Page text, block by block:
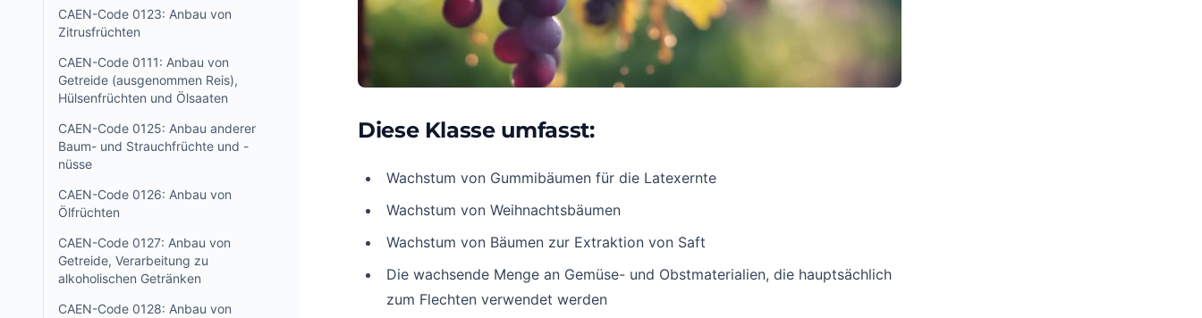
CAEN-Code 0123: Anbau von
Zitrusfrüchten
CAEN-Code 0111: Anbau von
Getreide (ausgenommen Reis),
Hülsenfrüchten und Ölsaaten
CAEN-Code 0125: Anbau anderer
Baum- und Strauchfrüchte und -
nüsse
CAEN-Code 0126: Anbau von
Ölfrüchten
CAEN-Code 0127: Anbau von
Getreide, Verarbeitung zu
alkoholischen Getränken
CAEN-Code 0128: Anbau von
Diese Klasse umfasst:
Wachstum von Gummibäumen für die Latexernte
Wachstum von Weihnachtsbäumen
Wachstum von Bäumen zur Extraktion von Saft
Die wachsende Menge an Gemüse- und Obstmaterialien, die hauptsächlich
zum Flechten verwendet werden